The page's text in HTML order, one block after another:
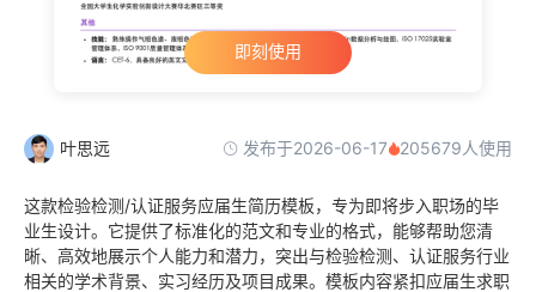
即刻使用
叶思远 发布于2026-06-17 205679人使用
这款检验检测/认证服务应届生简历模板，专为即将步入职场的毕
业生设计。它提供了标准化的范文和专业的格式，能够帮助您清
晰、高效地展示个人能力和潜力，突出与检验检测、认证服务行业
相关的学术背景、实习经历及项目成果。模板内容紧扣应届生求职